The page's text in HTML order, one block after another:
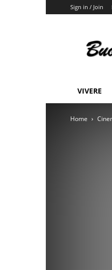
Sign in / Join
VIVERE
Home